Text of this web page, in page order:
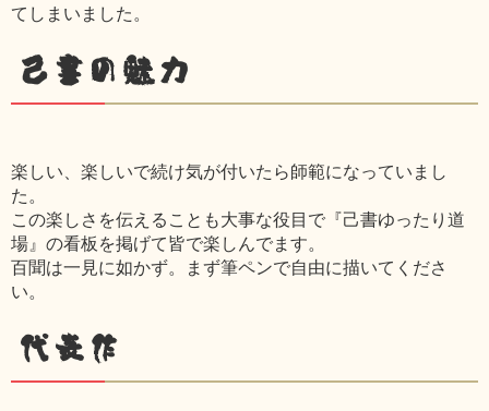
てしまいました。
己書の魅力
楽しい、楽しいで続け気が付いたら師範になっていまし
た。
この楽しさを伝えることも大事な役目で『己書ゆったり道
場』の看板を掲げて皆で楽しんでます。
百聞は一見に如かず。まず筆ペンで自由に描いてくださ
い。
代表作